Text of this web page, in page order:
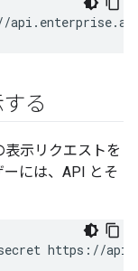
る
示リクエストを
には、API とそ
https://